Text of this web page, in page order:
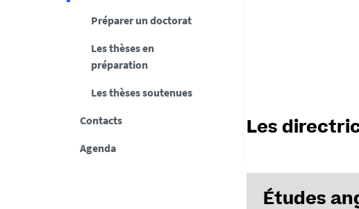
Préparer un doctorat
Les thèses en
préparation
Les thèses soutenues
Contacts
Agenda
Les
Études